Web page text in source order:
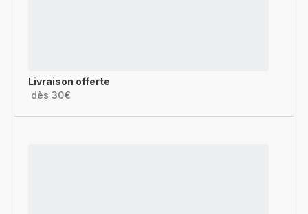
Livraison offerte
dès 30€